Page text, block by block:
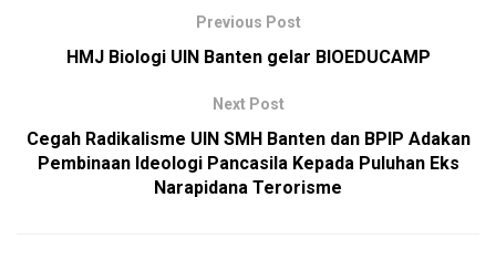
Previous Post
HMJ Biologi UIN Banten gelar BIOEDUCAMP
Next Post
Cegah Radikalisme UIN SMH Banten dan BPIP Adakan
Pembinaan Ideologi Pancasila Kepada Puluhan Eks
Narapidana Terorisme